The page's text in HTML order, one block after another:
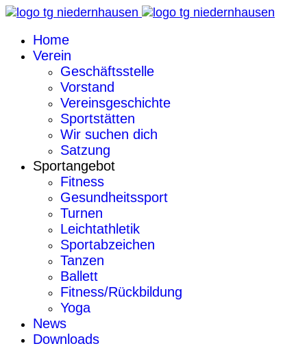
Home
Verein
Geschäftsstelle
Vorstand
Vereinsgeschichte
Sportstätten
Wir suchen dich
Satzung
Sportangebot
Fitness
Gesundheitssport
Turnen
Leichtathletik
Sportabzeichen
Tanzen
Ballett
Fitness/Rückbildung
Yoga
News
Downloads